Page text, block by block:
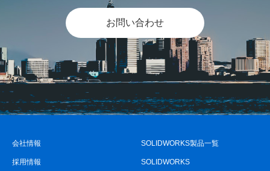
お問い合わせ
会社情報
採用情報
SOLIDWORKS製品一覧
SOLIDWORKS